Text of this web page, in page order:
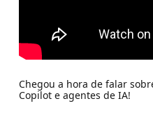
Chegou a hora de falar
Copilot e agentes de IA!